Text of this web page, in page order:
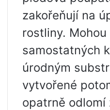
zakořeňují na
rostliny.
samostatných
úrodným
vytvořené
opatrně odlomí